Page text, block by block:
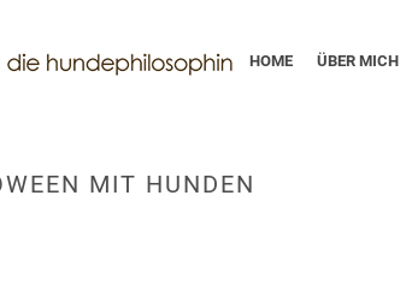
HOME ÜBER MICH
MIT HUNDEN